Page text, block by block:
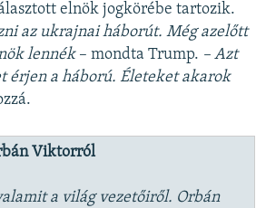
elnök jogkörébe tartozik.
az ukrajnai háborút. Még azelőtt
lennék– mondta Trump. – Azt
érjen a háború. Életeket akarok
Viktorról
a világ vezetőiről. Orbán